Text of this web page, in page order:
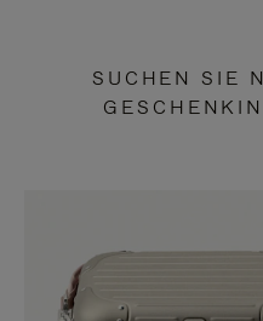
SUCHEN SIE